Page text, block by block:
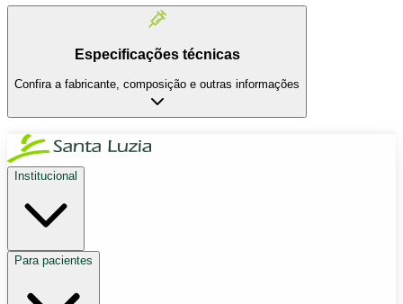
Especificações técnicas
Confira a fabricante, composição e outras informações
Institucional
Para pacientes